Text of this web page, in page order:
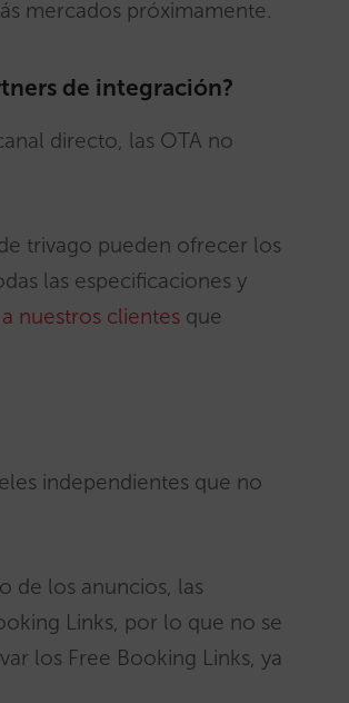
mercados próximamente.
de integración?
directo, las OTA no
trivago pueden ofrecer los
las especificaciones y
nuestros clientes que
independientes que no
de los anuncios, las
Links, por lo que no se
los Free Booking Links, ya